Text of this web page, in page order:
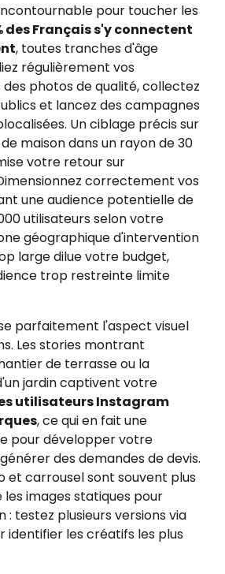
pour toucher les
des Français s'y connectent
, toutes tranches d'âge
régulièrement vos
photos de qualité, collectez
et lancez des campagnes
Un ciblage précis sur
maison dans un rayon de 30
votre retour sur
correctement vos
une audience potentielle de
utilisateurs selon votre
géographique d'intervention
large dilue votre budget,
trop restreinte limite
parfaitement l'aspect visuel
Les stories montrant
de terrasse ou la
jardin captivent votre
utilisateurs Instagram
, ce qui en fait une
pour développer votre
des demandes de devis.
et carrousel sont souvent plus
images statiques pour
testez plusieurs versions via
identifier les créatifs les plus